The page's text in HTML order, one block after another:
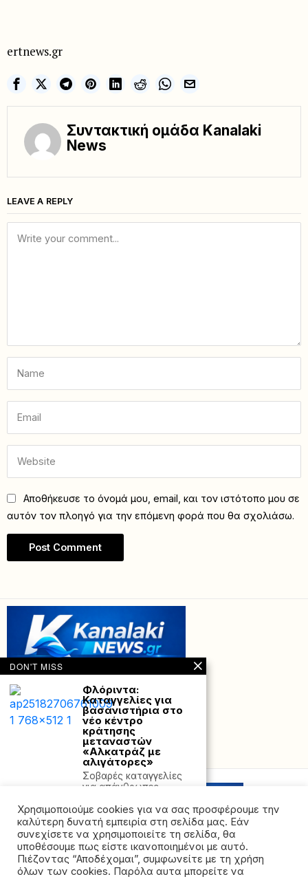
ertnews.gr
Συντακτική ομάδα Kanalaki
News
LEAVE A REPLY
Αποθήκευσε το όνομά μου, email, και τον ιστότοπο μου σε
αυτόν τον πλοηγό για την επόμενη φορά που θα σχολιάσω.
by Hostville”)
©2026 - All rights reserved. Απαγορεύεται ρητά η
Χρησιμοποιούμε cookies για να σας προσφέρουμε την
καλύτερη δυνατή εμπειρία στη σελίδα μας. Εάν
συνεχίσετε να χρησιμοποιείτε τη σελίδα, θα
υποθέσουμε πως είστε ικανοποιημένοι με αυτό.
Πιέζοντας “Αποδέχομαι”, συμφωνείτε με τη χρήση
όλων των cookies. Παρόλα αυτα μπορείτε να
DON'T MISS
Φλόριντα:
Καταγγελίες για
βασανιστήρια στο
νέο κέντρο
κράτησης
μεταναστών
«Αλκατράζ με
αλιγάτορες»
Σοβαρές καταγγελίες
για απάνθρωπες
σωματική κακοποίηση
και παραβίαση
Ζευγάρι βίασε
12χρονη – Σοκάρει η
καταγγελία του
36χρονου πατέρα